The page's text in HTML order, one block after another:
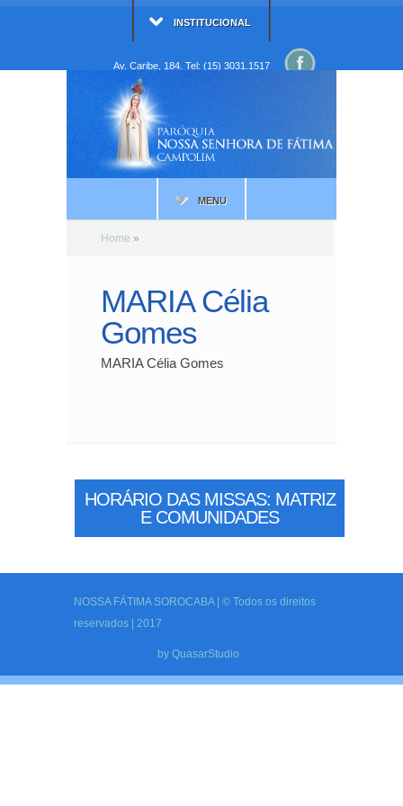
INSTITUCIONAL
Av. Caribe, 184. Tel: (15) 3031.1517
MENU
Home »
MARIA Célia
Gomes
MARIA Célia Gomes
HORÁRIO DAS MISSAS: MATRIZ
E COMUNIDADES
NOSSA FÁTIMA SOROCABA | © Todos os direitos
reservados | 2017
by QuasarStudio